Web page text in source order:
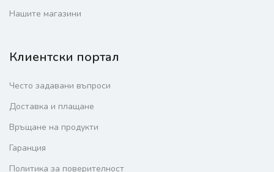
Нашите магазини
Клиентски портал
Често задавани въпроси
Доставка и плащане
Връщане на продукти
Гаранция
Политика за поверителност